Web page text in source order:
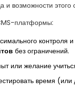
и возможности этого
платформы:
контроля и
без ограничений.
или желание
время (или